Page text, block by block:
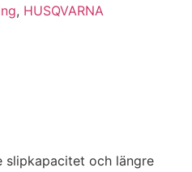
, HUSQVARNA
slipkapacitet och längre